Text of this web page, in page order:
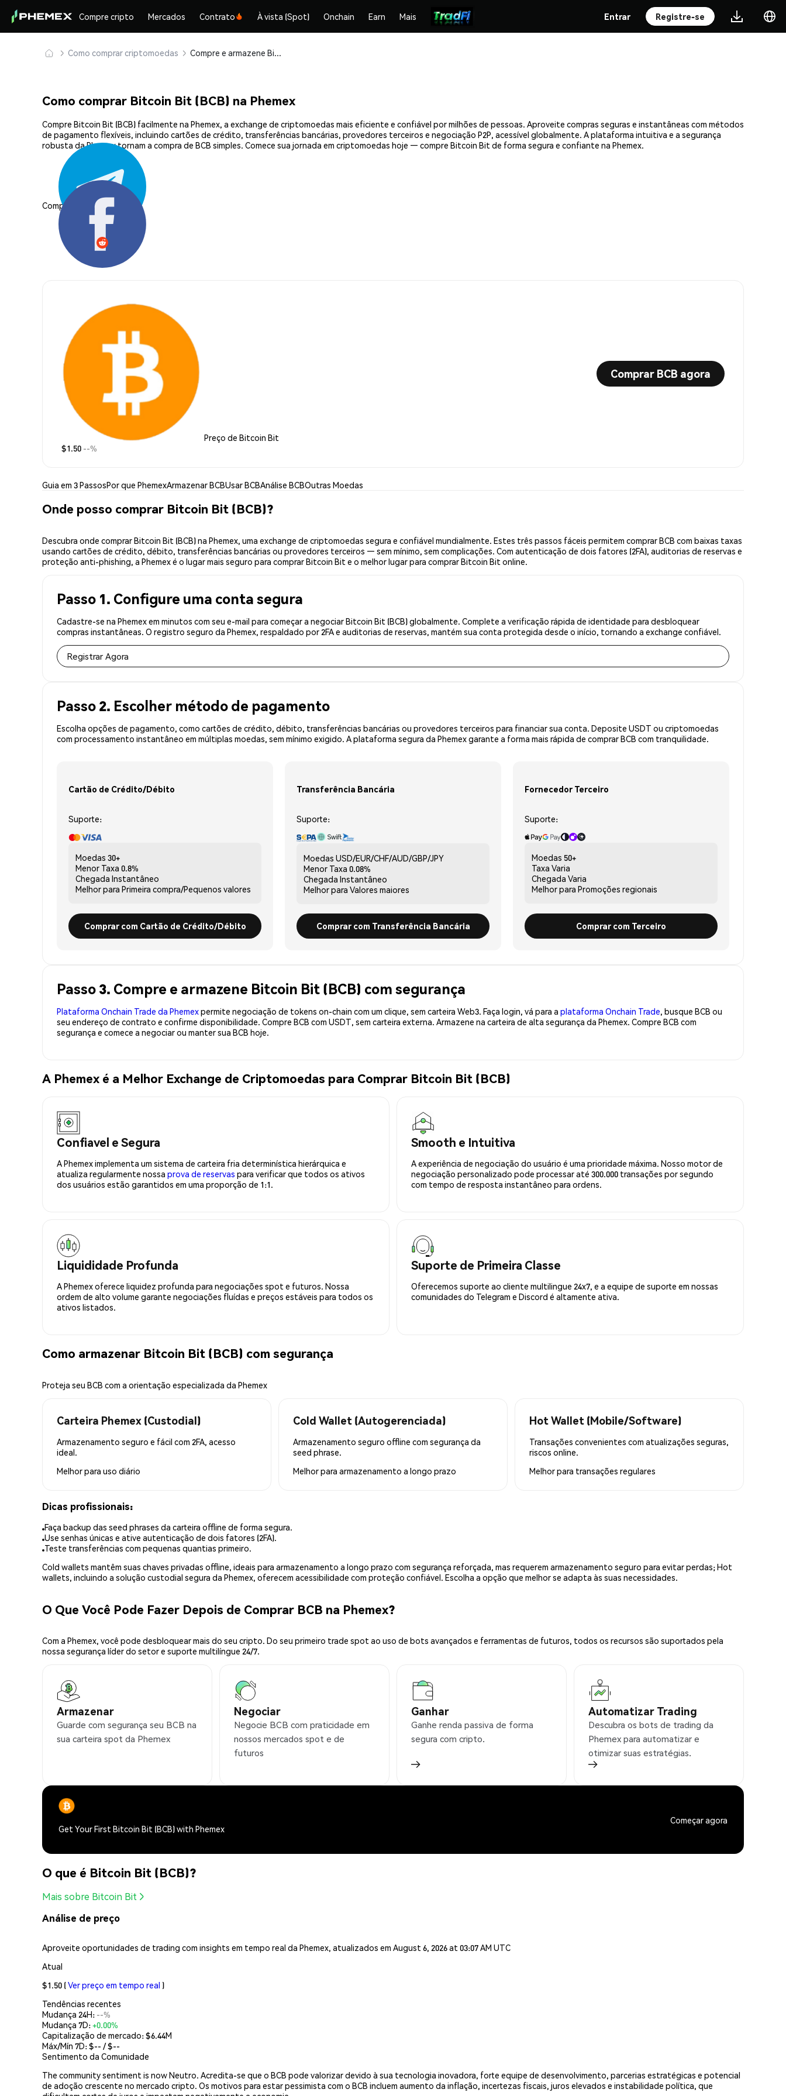
Compre cripto Mercados Contrato À vista (Spot) Onchain Earn Mais Entrar Registre-se
Como comprar criptomoedas Compre e armazene Bitcoin Bit (BCB) com segurança
Como comprar Bitcoin Bit (BCB) na Phemex
Compre Bitcoin Bit (BCB) facilmente na Phemex, a exchange de criptomoedas mais eficiente e confiável por milhões de pessoas. Aproveite compras seguras e instantâneas com métodos
de pagamento flexíveis, incluindo cartões de crédito, transferências bancárias, provedores terceiros e negociação P2P, acessível globalmente. A plataforma intuitiva e a segurança
robusta da Phemex tornam a compra de BCB simples. Comece sua jornada em criptomoedas hoje — compre Bitcoin Bit de forma segura e confiante na Phemex.
Compartilhar:
Preço de Bitcoin Bit
$1.50 --%
Comprar BCB agora
Guia em 3 PassosPor que PhemexArmazenar BCBUsar BCBAnálise BCBOutras Moedas
Onde posso comprar Bitcoin Bit (BCB)?
Descubra onde comprar Bitcoin Bit (BCB) na Phemex, uma exchange de criptomoedas segura e confiável mundialmente. Estes três passos fáceis permitem comprar BCB com baixas taxas
usando cartões de crédito, débito, transferências bancárias ou provedores terceiros — sem mínimo, sem complicações. Com autenticação de dois fatores (2FA), auditorias de reservas e
proteção anti-phishing, a Phemex é o lugar mais seguro para comprar Bitcoin Bit e o melhor lugar para comprar Bitcoin Bit online.
Passo 1. Configure uma conta segura
Cadastre-se na Phemex em minutos com seu e-mail para começar a negociar Bitcoin Bit (BCB) globalmente. Complete a verificação rápida de identidade para desbloquear
compras instantâneas. O registro seguro da Phemex, respaldado por 2FA e auditorias de reservas, mantém sua conta protegida desde o início, tornando a exchange confiável.
Registrar Agora
Passo 2. Escolher método de pagamento
Escolha opções de pagamento, como cartões de crédito, débito, transferências bancárias ou provedores terceiros para financiar sua conta. Deposite USDT ou criptomoedas
com processamento instantâneo em múltiplas moedas, sem mínimo exigido. A plataforma segura da Phemex garante a forma mais rápida de comprar BCB com tranquilidade.
Cartão de Crédito/Débito
Suporte:
Moedas 30+
Menor Taxa 0.8%
Chegada Instantâneo
Melhor para Primeira compra/Pequenos valores
Comprar com Cartão de Crédito/Débito
Transferência Bancária
Suporte:
Moedas USD/EUR/CHF/AUD/GBP/JPY
Menor Taxa 0.08%
Chegada Instantâneo
Melhor para Valores maiores
Comprar com Transferência Bancária
Fornecedor Terceiro
Suporte:
Moedas 50+
Taxa Varia
Chegada Varia
Melhor para Promoções regionais
Comprar com Terceiro
Passo 3. Compre e armazene Bitcoin Bit (BCB) com segurança
Plataforma Onchain Trade da Phemexpermite negociação de tokens on-chain com um clique, sem carteira Web3. Faça login, vá para a plataforma Onchain Trade, busque BCB ou
seu endereço de contrato e confirme disponibilidade. Compre BCB com USDT, sem carteira externa. Armazene na carteira de alta segurança da Phemex. Compre BCB com
segurança e comece a negociar ou manter sua BCB hoje.
A Phemex é a Melhor Exchange de Criptomoedas para Comprar Bitcoin Bit (BCB)
Confiavel e Segura
A Phemex implementa um sistema de carteira fria determinística hierárquica e
atualiza regularmente nossa prova de reservas para verificar que todos os ativos
dos usuários estão garantidos em uma proporção de 1:1.
Smooth e Intuitiva
A experiência de negociação do usuário é uma prioridade máxima. Nosso motor de
negociação personalizado pode processar até 300.000 transações por segundo
com tempo de resposta instantâneo para ordens.
Liquididade Profunda
A Phemex oferece liquidez profunda para negociações spot e futuros. Nossa
ordem de alto volume garante negociações fluídas e preços estáveis para todos os
ativos listados.
Suporte de Primeira Classe
Oferecemos suporte ao cliente multilingue 24x7, e a equipe de suporte em nossas
comunidades do Telegram e Discord é altamente ativa.
Como armazenar Bitcoin Bit (BCB) com segurança
Proteja seu BCB com a orientação especializada da Phemex
Carteira Phemex (Custodial)
Armazenamento seguro e fácil com 2FA, acesso
ideal.
Melhor para uso diário
Cold Wallet (Autogerenciada)
Armazenamento seguro offline com segurança da
seed phrase.
Melhor para armazenamento a longo prazo
Hot Wallet (Mobile/Software)
Transações convenientes com atualizações seguras,
riscos online.
Melhor para transações regulares
Dicas profissionais:
Faça backup das seed phrases da carteira offline de forma segura.
Use senhas únicas e ative autenticação de dois fatores (2FA).
Teste transferências com pequenas quantias primeiro.
Cold wallets mantêm suas chaves privadas offline, ideais para armazenamento a longo prazo com segurança reforçada, mas requerem armazenamento seguro para evitar perdas; Hot
wallets, incluindo a solução custodial segura da Phemex, oferecem acessibilidade com proteção confiável. Escolha a opção que melhor se adapta às suas necessidades.
O Que Você Pode Fazer Depois de Comprar BCB na Phemex?
Com a Phemex, você pode desbloquear mais do seu cripto. Do seu primeiro trade spot ao uso de bots avançados e ferramentas de futuros, todos os recursos são suportados pela
nossa segurança líder do setor e suporte multilíngue 24/7.
Armazenar
Guarde com segurança seu BCB na
sua carteira spot da Phemex
Negociar
Negocie BCB com praticidade em
nossos mercados spot e de
futuros
Ganhar
Ganhe renda passiva de forma
segura com cripto.
Automatizar Trading
Descubra os bots de trading da
Phemex para automatizar e
otimizar suas estratégias.
Get Your First Bitcoin Bit (BCB) with Phemex
Começar agora
O que é Bitcoin Bit (BCB)?
Mais sobre Bitcoin Bit
Análise de preço
Aproveite oportunidades de trading com insights em tempo real da Phemex, atualizados em August 6, 2026 at 03:07 AM UTC
Atual
$1.50 (Ver preço em tempo real )
Tendências recentes
Mudança 24H: --%
Mudança 7D:+0.00%
Capitalização de mercado:$6.44M
Máx/Mín 7D: $-- / $--
Sentimento da Comunidade
The community sentiment is now Neutro. Acredita-se que o BCB pode valorizar devido à sua tecnologia inovadora, forte equipe de desenvolvimento, parcerias estratégicas e potencial
de adoção crescente no mercado cripto. Os motivos para estar pessimista com o BCB incluem aumento da inflação, incertezas fiscais, juros elevados e instabilidade política, que